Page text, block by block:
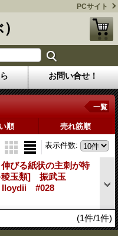
PCサイト
お問い合せ！
一覧
順 売れ筋順
表示件数:
びる紙状の主刺が特
稜玉類] 振武玉
lloydii #028
(1件/1件)